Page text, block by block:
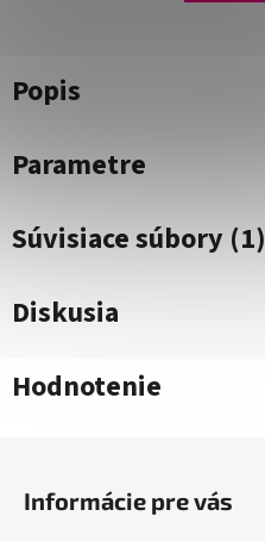
Popis
Parametre
Súvisiace súbory (1)
Diskusia
Hodnotenie
Informácie pre vás